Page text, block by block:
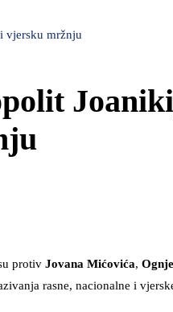
vjersku mržnju
protiv Jovana Mićovića,
rasne, nacionalne i